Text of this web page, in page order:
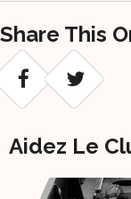
Share This
Aidez Le